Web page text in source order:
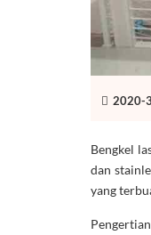
2020-
Bengkel
dan
yang